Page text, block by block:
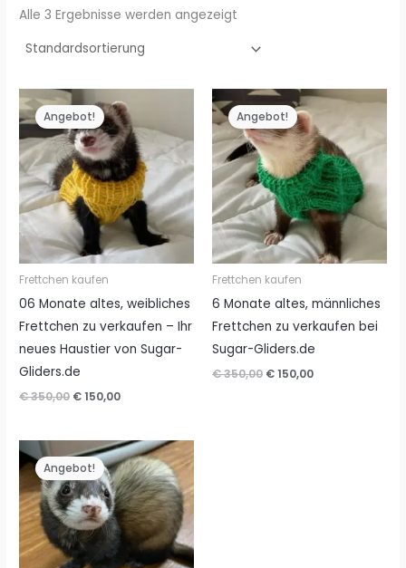
Alle 3 Ergebnisse werden angezeigt
Angebot!
Frettchen kaufen
06 Monate altes, weibliches
Frettchen zu verkaufen – Ihr
neues Haustier von Sugar-
Gliders.de
€350,00 Ursprünglicher
€ 350,00
€150,00Aktueller
€ 150,00.
Angebot!
Frettchen kaufen
6 Monate altes, männliches
Frettchen zu verkaufen bei
Sugar-Gliders.de
€350,00 Ursprünglicher
€150,00Aktueller
Angebot!